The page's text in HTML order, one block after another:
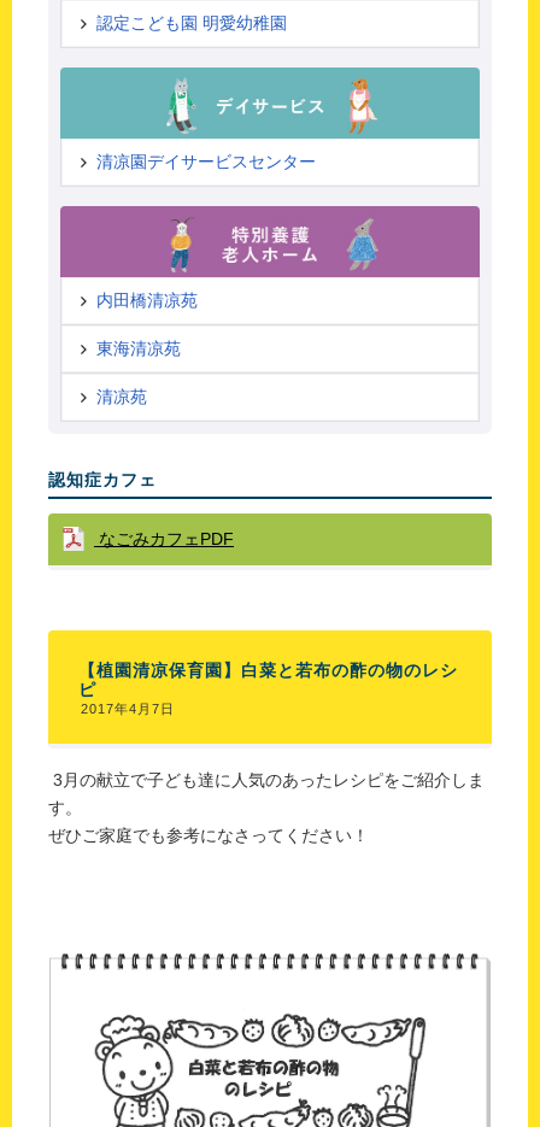
認定こども園 明愛幼稚園
清凉園デイサービスセンター
内田橋清凉苑
東海清凉苑
清凉苑
認知症カフェ
なごみカフェPDF
【植園清凉保育園】白菜と若布の酢の物のレシ
ピ
2017年4月7日
3月の献立で子ども達に人気のあったレシピをご紹介しま
す。
ぜひご家庭でも参考になさってください！